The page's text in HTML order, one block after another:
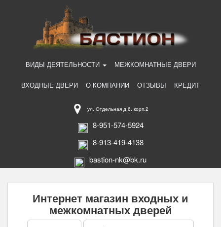
ВИДЫ ДЕЯТЕЛЬНОСТИ МЕЖКОМНАТНЫЕ ДВЕРИ
ВХОДНЫЕ ДВЕРИ О КОМПАНИИ ОТЗЫВЫ КРЕДИТ
ул. Отдельная д.6. корп.2
8-951-574-5924
8-913-419-4138
bastion-nk@bk.ru
Интернет магазин входных и
межкомнатных дверей